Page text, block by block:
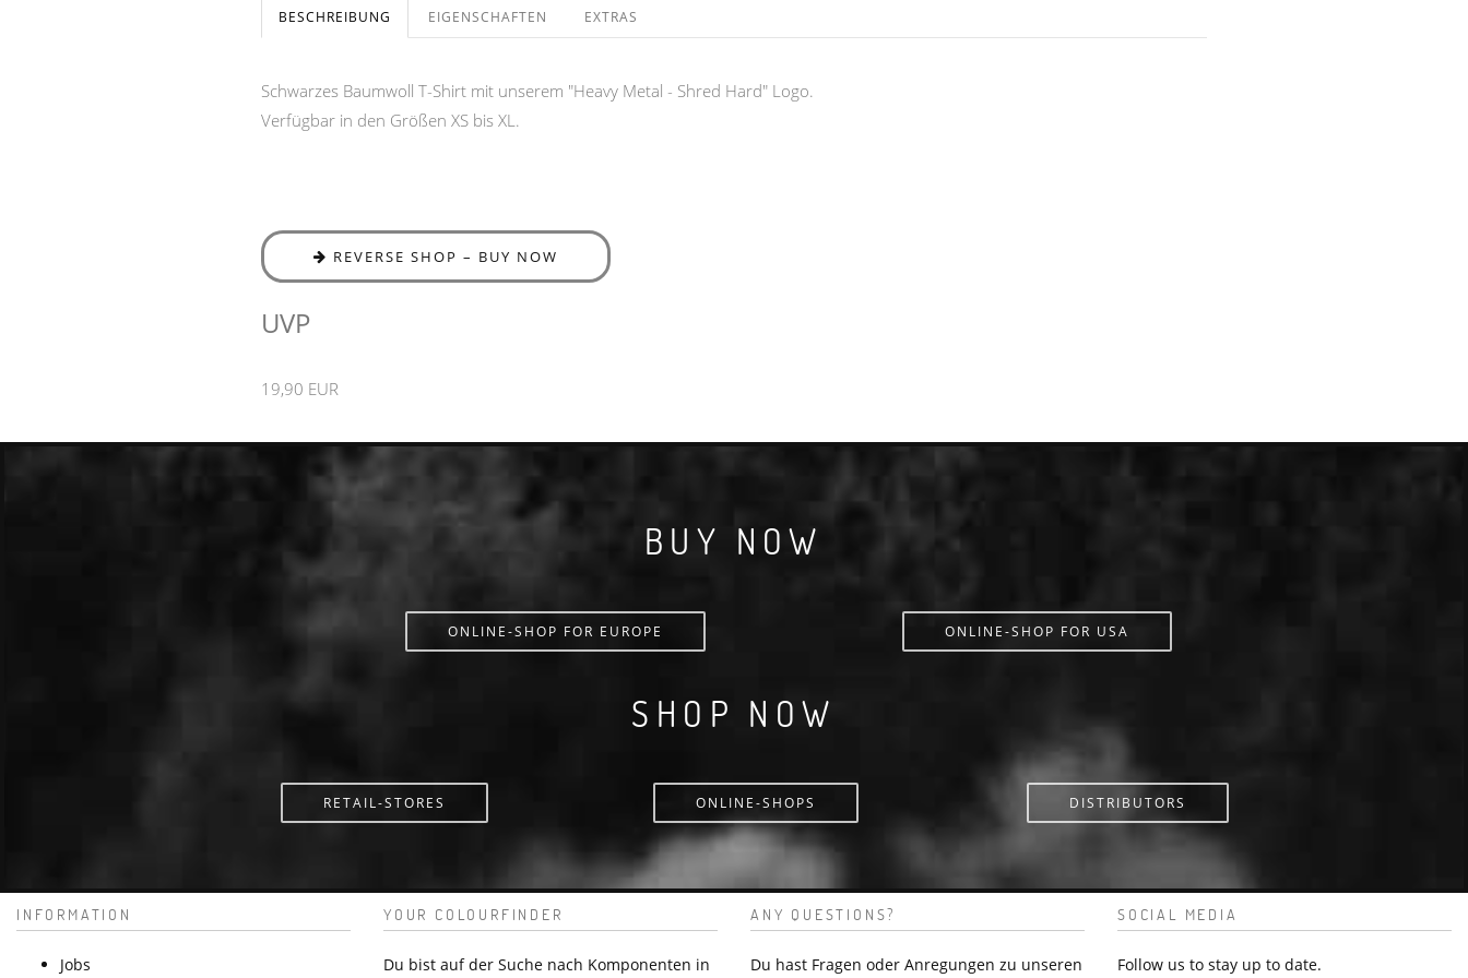
BESCHREIBUNG EIGENSCHAFTEN EXTRAS
Schwarzes Baumwoll T-Shirt mit unserem "Heavy Metal - Shred Hard" Logo.
Verfügbar in den Größen XS bis XL.
REVERSE SHOP – BUY NOW
UVP
19,90 EUR
BUY NOW
ONLINE-SHOP FOR EUROPE ONLINE-SHOP FOR USA
SHOP NOW
RETAIL-STORES ONLINE-SHOPS DISTRIBUTORS
INFORMATION
Jobs
YOUR COLOURFINDER
Du bist auf der Suche nach Komponenten in
ANY QUESTIONS?
Du hast Fragen oder Anregungen zu unseren
SOCIAL MEDIA
Follow us to stay up to date.